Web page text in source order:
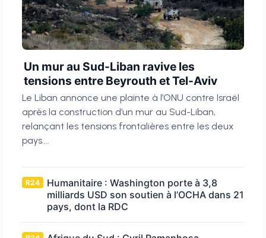
Un mur au Sud-Liban ravive les
tensions entre Beyrouth et Tel-Aviv
Le Liban annonce une plainte à l’ONU contre Israël
après la construction d’un mur au Sud-Liban,
relançant les tensions frontalières entre les deux
pays....
R24
Humanitaire : Washington porte à 3,8
milliards USD son soutien à l’OCHA dans 21
pays, dont la RDC